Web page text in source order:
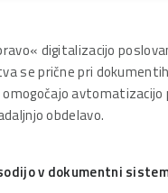
digitalizacijo
se prične pri
obdelavo.
v dokumentni